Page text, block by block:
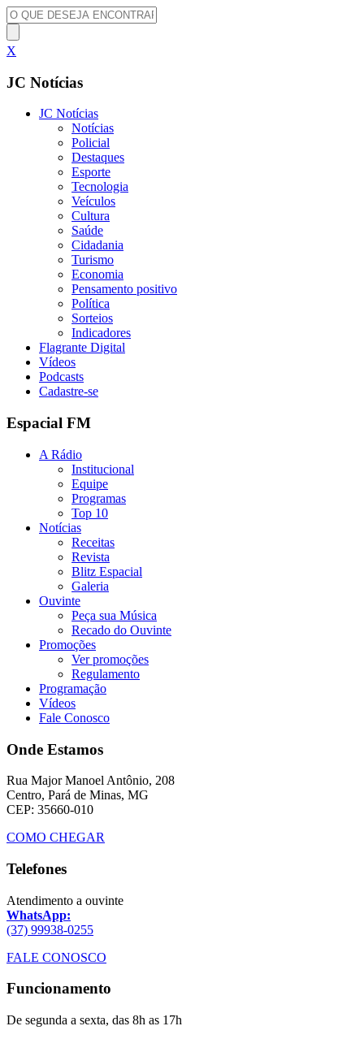
X
JC Notícias
JC Notícias
Notícias
Policial
Destaques
Esporte
Tecnologia
Veículos
Cultura
Saúde
Cidadania
Turismo
Economia
Pensamento positivo
Política
Sorteios
Indicadores
Flagrante Digital
Vídeos
Podcasts
Cadastre-se
Espacial FM
A Rádio
Institucional
Equipe
Programas
Top 10
Notícias
Receitas
Revista
Blitz Espacial
Galeria
Ouvinte
Peça sua Música
Recado do Ouvinte
Promoções
Ver promoções
Regulamento
Programação
Vídeos
Fale Conosco
Onde Estamos
Rua Major Manoel Antônio, 208
Centro, Pará de Minas, MG
CEP: 35660-010
COMO CHEGAR
Telefones
Atendimento a ouvinte
WhatsApp:
(37) 99938-0255
FALE CONOSCO
Funcionamento
De segunda a sexta, das 8h as 17h